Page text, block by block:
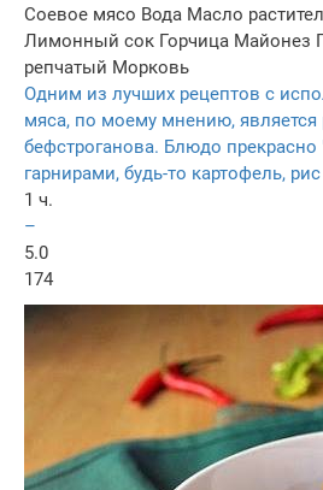
Соевое мясо Вода Масло
Лимонный сок Горчица Майонез
репчатый Морковь
Одним из лучших рецептов с
мяса, по моему мнению, является
бефстроганова. Блюдо
гарнирами, будь-то картофель,
1 ч.
–
5.0
174